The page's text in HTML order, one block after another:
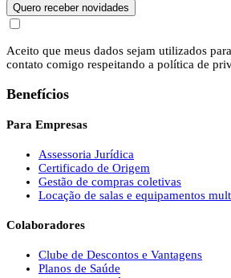
Quero receber novidades
Aceito que meus dados sejam utilizados
contato comigo respeitando a política de
Benefícios
Para Empresas
Assessoria Jurídica
Certificado de Origem
Gestão de compras coletivas
Locação de salas e equipamentos
Colaboradores
Clube de Descontos e Vantagens
Planos de Saúde